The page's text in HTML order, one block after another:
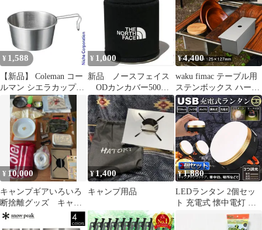
移動車 キャンプ デスク
ワーク 車中泊 ブラック
グレー キャンプ用品 寝
袋用枕 車中泊 防災グッ
ズ 持ち出し袋 避難所
¥ 1,588
【新品】 Coleman コー
ルマン シエラカップ
600II 2000026799 キャ
ンプ用品 ステンレス シ
ェラカップ 目盛付き
¥ 1,000
新品 ノースフェイス
ODカンカバー500
NN32238キャンプ用品
ガス缶
¥4,400
waku fimac テーブル用
ステンボックス ハーフ
ユニット テーブルにセ
ット 小物入れ 収納ケー
ス アウトドア キャンプ
ソロ ファミリー キャン
プ用品 ステンレス ボッ
クス 収納 ケース 箱 テ
ーブル 拡張
¥ 10,000
キャンプギアいろいろ
断捨離グッズ キャン
プ始められる方オスス
メ！キズ汚れあります
¥1,400
キャンプ用品
¥1,880
LEDランタン 2個セッ
ト 充電式 懐中電灯 携
帯型 テントライト 3つ
調光モード マグネット